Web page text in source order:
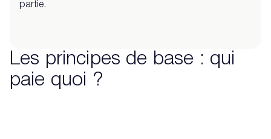
partie.
Les principes de base : qui
paie quoi ?